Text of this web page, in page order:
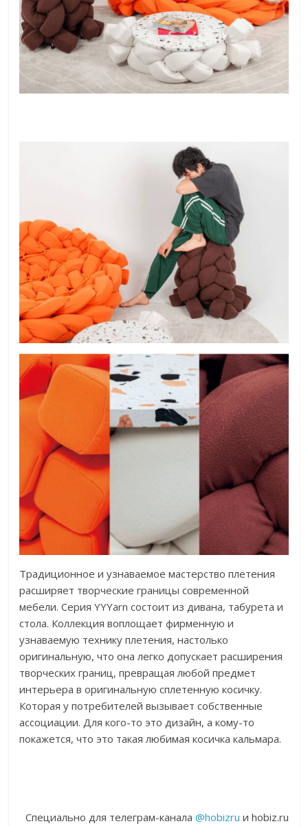
Традиционное и узнаваемое мастерство плетения
расширяет творческие границы современной
мебели. Серия YYYarn состоит из дивана, табурета и
стола. Коллекция воплощает фирменную и
узнаваемую технику плетения, настолько
оригинальную, что она легко допускает расширения
творческих границ, превращая любой предмет
интерьера в оригинальную сплетенную косичку.
Которая у потребителей вызывает собственные
ассоциации. Для кого-то это дизайн, а кому-то
покажется, что это такая любимая косичка кальмара.
Специально для телеграм-канала @hobizru и hobiz.ru